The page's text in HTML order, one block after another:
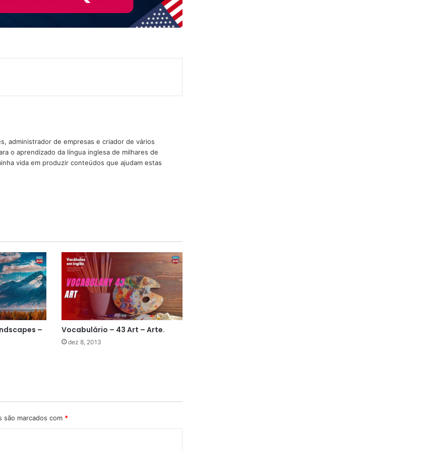
administrador de empresas e criador de vários
o aprendizado da língua inglesa de milhares de
vida em produzir conteúdos que ajudam estas
–
Vocabulário – 43 Art – Arte.
dez 8, 2013
são marcados com *